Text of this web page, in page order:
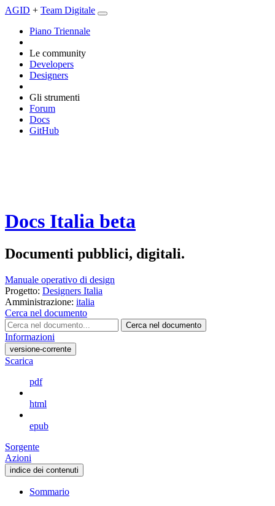
AGID + Team Digitale
Piano Triennale
Le community
Developers
Designers
Gli strumenti
Forum
Docs
GitHub
Docs Italia beta
Documenti pubblici, digitali.
Manuale operativo di design
Progetto: Designers Italia
Amministrazione: italia
Cerca nel documento
Cerca nel documento
Informazioni
versione-corrente
Scarica
pdf
html
epub
Sorgente
Azioni
indice dei contenuti
Sommario